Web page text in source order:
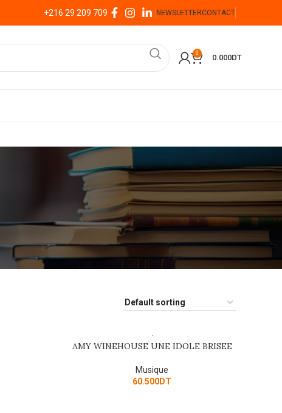
+216 29 209 709 NEWSLETTERCONTACT
0
0.000DT
ADD TO CART
AMY WINEHOUSE UNE IDOLE BRISEE
Musique
60.500DT